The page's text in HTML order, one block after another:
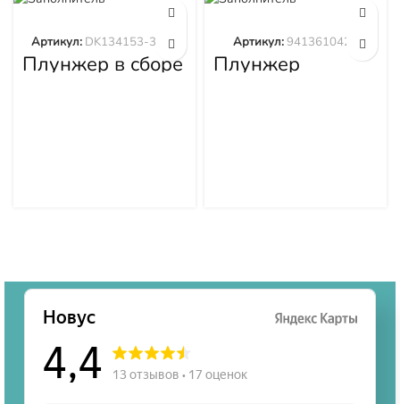
Плунжер в сборе
DK134153-3520
Артикул: DK134153-3520
Плунжер
9413610423
Артикул:9413610423